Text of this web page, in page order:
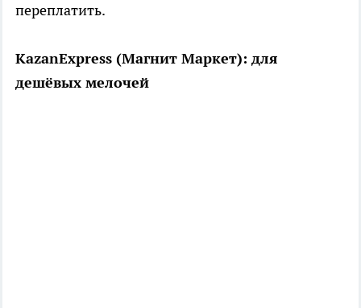
переплатить.
KazanExpress (Магнит Маркет): для
дешёвых мелочей